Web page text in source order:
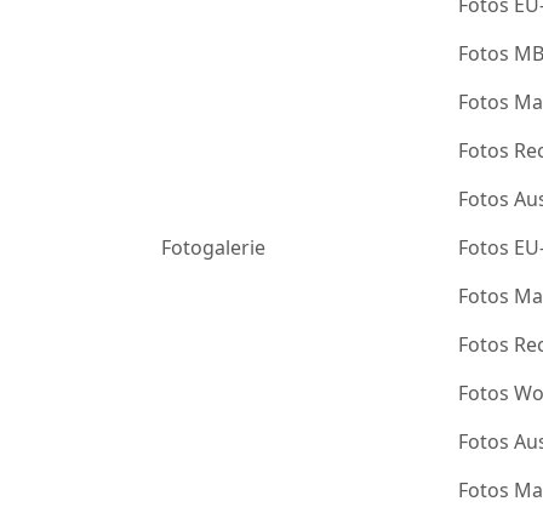
Fotogalerie
Fotos
Fotos
Fotos
Fotos
Fotos
Fotos
Fotos
Fotos
Fotos
Fotos